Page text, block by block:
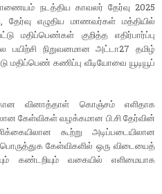
நடத்திய காவலர் தேர்வு 2025
தேர்வு எழுதிய மாணவர்கள் மத்தியில்
மதிப்பெண்கள் குறித்த எதிர்பார்ப்பு
பயிற்சி நிறுவனமான அட்டா27 தமிழ்
மதிப்பெண் கணிப்பு வீடியோவை யூடியூப்
வினாத்தாள் கொஞ்சம் எளிதாக
கேள்விகள் வழக்கமான பி.சி தேர்வின்
கூற்று அடிப்படையிலான
கேள்விகளில் ஒரு விடையைத்
கண்டறியும் வகையில் எளிமையாக